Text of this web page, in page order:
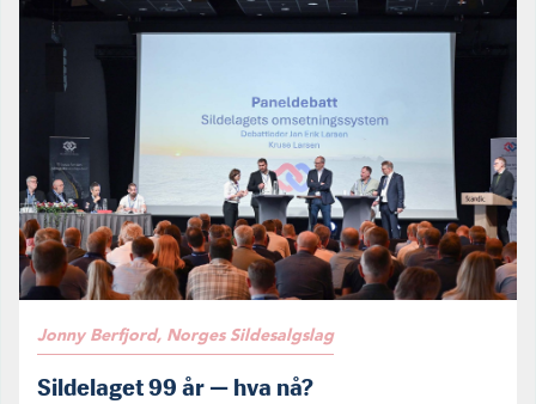
Jonny Berfjord, Norges Sildesalgslag
Sildelaget 99 år — hva nå?